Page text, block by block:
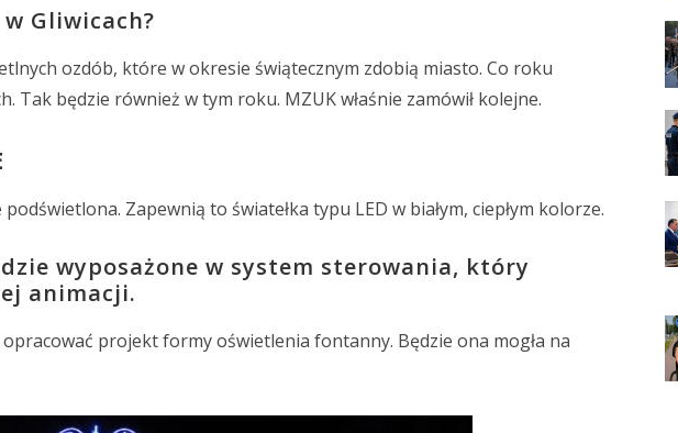
Gliwicach?
ozdób, które w okresie świątecznym zdobią miasto. Co roku
Tak będzie również w tym roku. MZUK właśnie zamówił kolejne.
Zapewnią to światełka typu LED w białym, ciepłym kolorze.
wyposażone w system sterowania, który
animacji.
projekt formy oświetlenia fontanny. Będzie ona mogła na